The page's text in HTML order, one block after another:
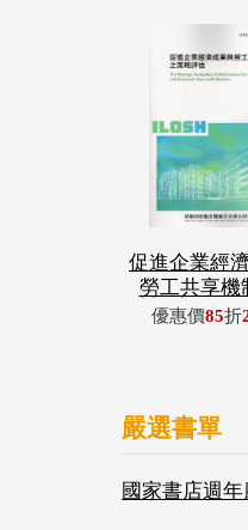
促進企業經
勞工共享機
優惠價85折
嚴選書單
國家書店週